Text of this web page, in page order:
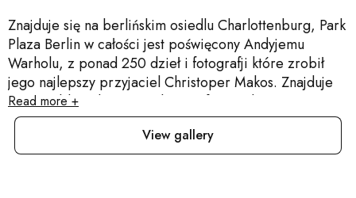
Znajduje się na berlińskim osiedlu Charlottenburg, Park
Plaza Berlin w całości jest poświęcony Andyjemu
Warholu, z ponad 250 dzieł i fotografji które zrobił
jego najlepszy przyjaciel Christoper Makos. Znajduje
się w pobliżu shopping ulicy Kurfürstendamm,
Tiergarten, Ogrodu Zoologicznego, Theatre des
Westens i Akwarium, kościoła pomnika i Kadewea.
Oferujemy 152 pokoje, XL pokoje i apartamenty,
Read more +
View gallery